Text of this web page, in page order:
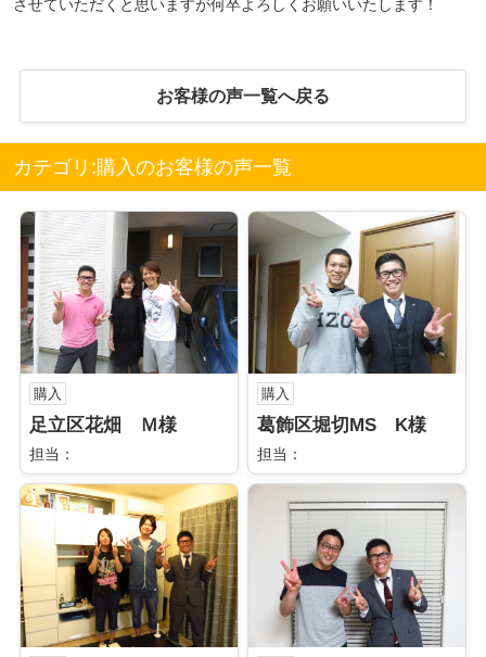
させていただくと思いますが何卒よろしくお願いいたします！
お客様の声一覧へ戻る
カテゴリ:購入のお客様の声一覧
購入
足立区花畑 Ｍ様
担当：
購入
葛飾区堀切MS K様
担当：